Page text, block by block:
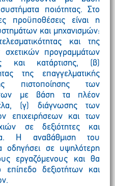
ποιότητας. Στο
προϋποθέσεις είναι η
και μηχανισμών:
και της
σχετικών προγραμμάτων
και κατάρτισης, (β)
της επαγγελματικής
πιστοποίησης των
με βάση τα πλέον
(γ) διάγνωσης των
επιχειρήσεων και των
σε δεξιότητες και
Η αναβάθμιση του
οδηγήσει σε υψηλότερη
εργαζόμενους και θα
επίπεδο δεξιοτήτων και